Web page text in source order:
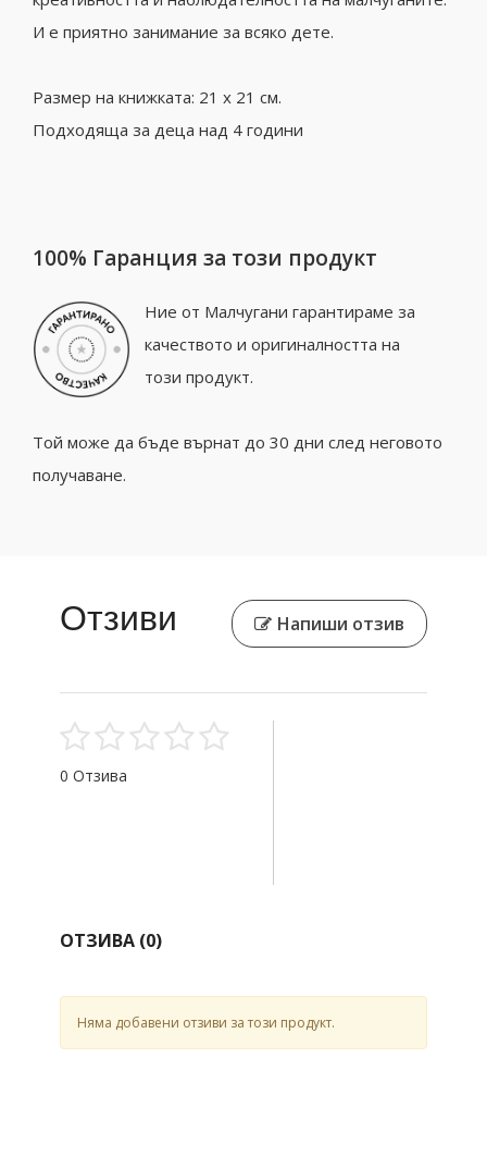
И е приятно занимание за всяко дете.
Размер на книжката: 21 х 21 см.
Подходяща за деца над 4 години
100% Гаранция за този продукт
Ние от Малчугани гарантираме за
качеството и оригиналността на
този продукт.
Той може да бъде върнат до 30 дни след неговото
получаване.
Отзиви Напиши отзив
0 Отзива
ОТЗИВА (0)
Няма добавени отзиви за този продукт.